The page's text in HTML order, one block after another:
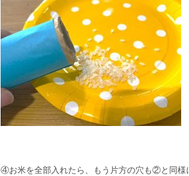
④お米を全部入れたら、もう片方の穴も②と同様